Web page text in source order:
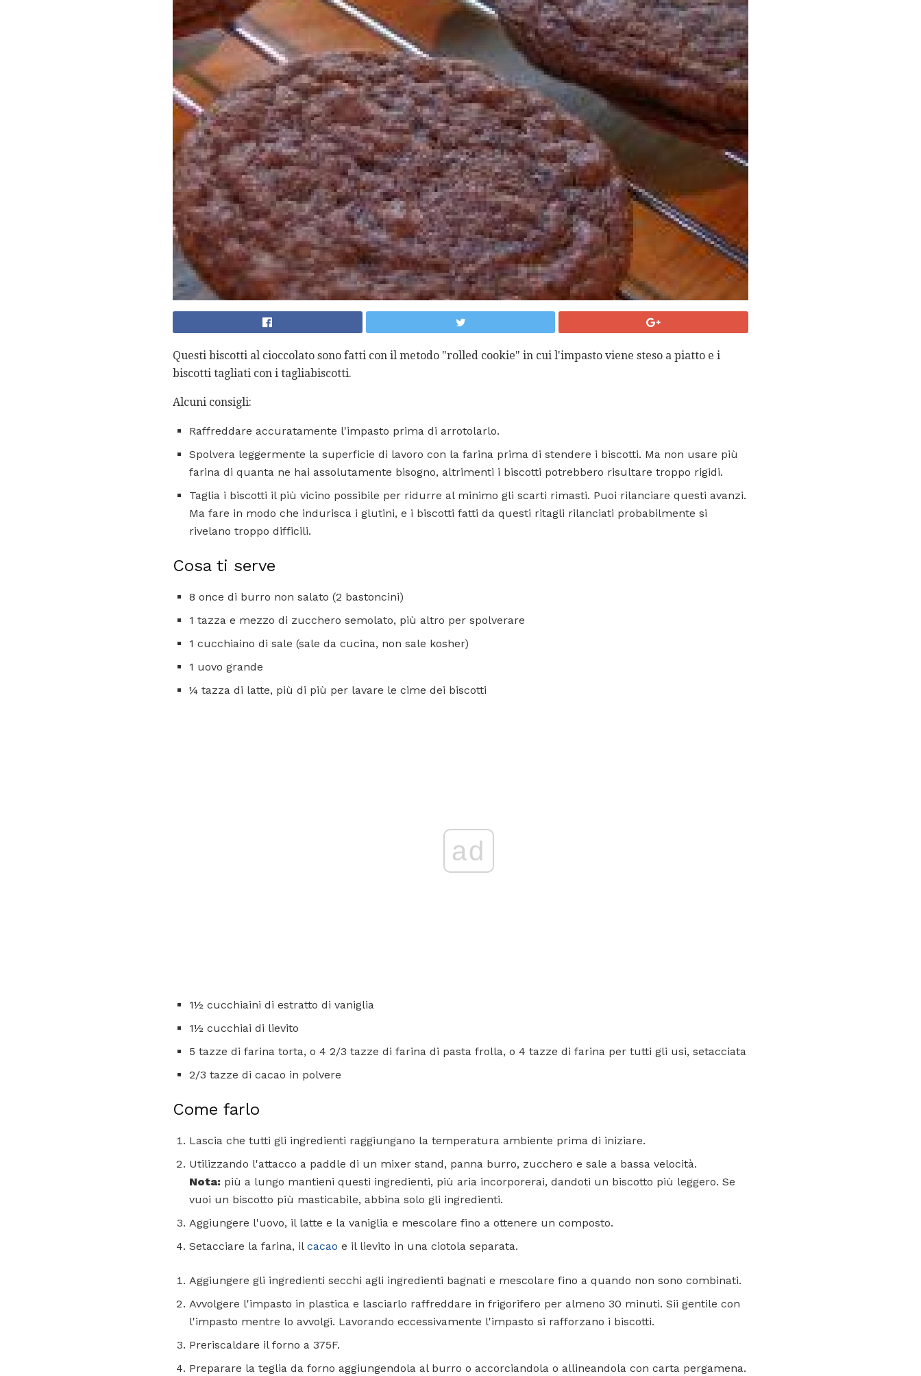
Questi biscotti al cioccolato sono fatti con il metodo "rolled cookie" in cui l'impasto viene steso a piatto e i
biscotti tagliati con i tagliabiscotti.
Alcuni consigli:
Raffreddare accuratamente l'impasto prima di arrotolarlo.
Spolvera leggermente la superficie di lavoro con la farina prima di stendere i biscotti. Ma non usare più
farina di quanta ne hai assolutamente bisogno, altrimenti i biscotti potrebbero risultare troppo rigidi.
Taglia i biscotti il ​​più vicino possibile per ridurre al minimo gli scarti rimasti. Puoi rilanciare questi avanzi.
Ma fare in modo che indurisca i glutini, e i biscotti fatti da questi ritagli rilanciati probabilmente si
rivelano troppo difficili.
Cosa ti serve
8 once di burro non salato (2 bastoncini)
1 tazza e mezzo di zucchero semolato, più altro per spolverare
1 cucchiaino di sale (sale da cucina, non sale kosher)
1 uovo grande
¼ tazza di latte, più di più per lavare le cime dei biscotti
ad
1½ cucchiaini di estratto di vaniglia
1½ cucchiai di lievito
5 tazze di farina torta, o 4 2/3 tazze di farina di pasta frolla, o 4 tazze di farina per tutti gli usi, setacciata
2/3 tazze di cacao in polvere
Come farlo
Lascia che tutti gli ingredienti raggiungano la temperatura ambiente prima di iniziare.
Utilizzando l'attacco a paddle di un mixer stand, panna burro, zucchero e sale a bassa velocità.
Nota: più a lungo mantieni questi ingredienti, più aria incorporerai, dandoti un biscotto più leggero. Se
vuoi un biscotto più masticabile, abbina solo gli ingredienti.
Aggiungere l'uovo, il latte e la vaniglia e mescolare fino a ottenere un composto.
Setacciare la farina, il cacao e il lievito in una ciotola separata.
Aggiungere gli ingredienti secchi agli ingredienti bagnati e mescolare fino a quando non sono combinati.
Avvolgere l'impasto in plastica e lasciarlo raffreddare in frigorifero per almeno 30 minuti. Sii gentile con
l'impasto mentre lo avvolgi. Lavorando eccessivamente l'impasto si rafforzano i biscotti.
Preriscaldare il forno a 375F.
Preparare la teglia da forno aggiungendola al burro o accorciandola o allineandola con carta pergamena.